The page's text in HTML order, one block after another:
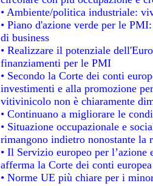
• Ambiente/politica industriale:
• Piano d'azione verde per le
di business
• Realizzare il potenziale
finanziamenti per le PMI
• Secondo la Corte dei conti
investimenti e alla promozione
vitivinicolo non è chiaramente
• Continuano a migliorare le
• Situazione occupazionale e
rimangono indietro nonostante la
• Il Servizio europeo per l’azione
afferma la Corte dei conti europea
• Norme UE più chiare per i